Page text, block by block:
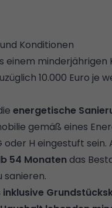
Konditionen
einem minderjährigen
10.000 Euro je
energetische
gemäß eines
H eingestuft
54 Monaten das
sanieren.